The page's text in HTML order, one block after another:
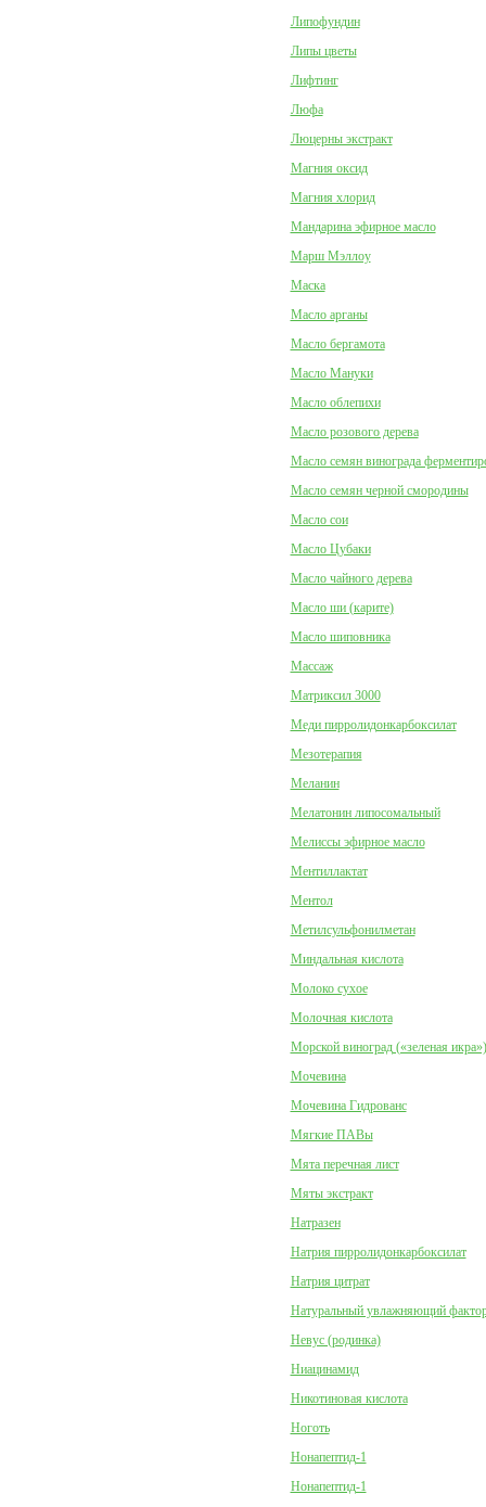
Липофундин
Липы цветы
Лифтинг
Люфа
Люцерны экстракт
Магния оксид
Магния хлорид
Мандарина эфирное масло
Марш Мэллоу
Маска
Масло арганы
Масло бергамота
Масло Мануки
Масло облепихи
Масло розового дерева
Масло семян винограда
Масло семян черной смородины
Масло сои
Масло Цубаки
Масло чайного дерева
Масло ши (карите)
Масло шиповника
Массаж
Матриксил 3000
Меди пирролидонкарбоксилат
Мезотерапия
Меланин
Мелатонин липосомальный
Мелиссы эфирное масло
Ментиллактат
Ментол
Метилсульфонилметан
Миндальная кислота
Молоко сухое
Молочная кислота
Морской виноград («зеленая икра»)
Мочевина
Мочевина Гидрованс
Мягкие ПАВы
Мята перечная лист
Мяты экстракт
Натразен
Натрия пирролидонкарбоксилат
Натрия цитрат
Натуральный увлажняющий
Невус (родинка)
Ниацинамид
Никотиновая кислота
Ноготь
Нонапептид-1
Нонапептид-1